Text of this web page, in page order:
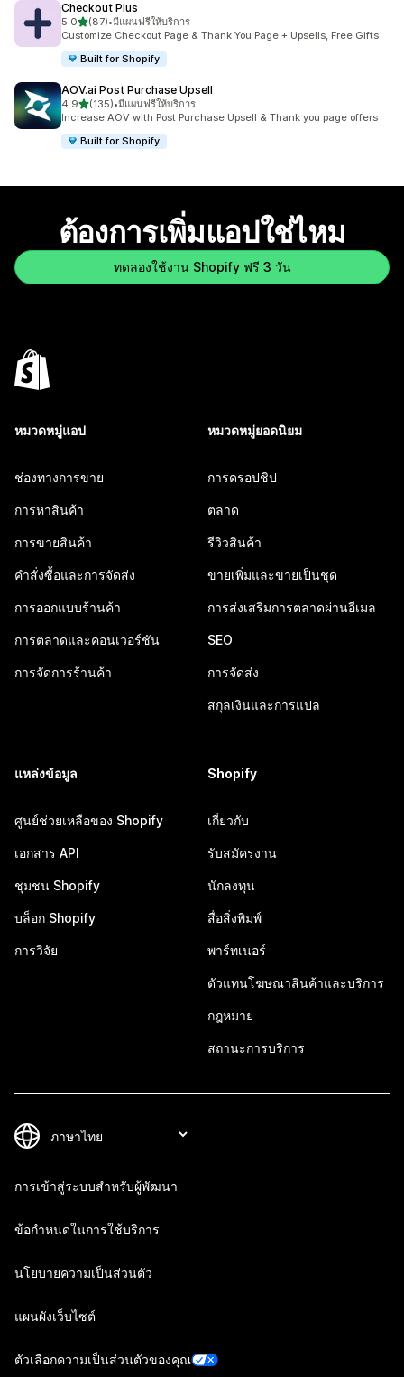
Checkout Plus
5.0เต็ม 5 ดาว
(87)
ทั้งหมด 87 รีวิว
•มีแผนฟรีให้บริการ
Customize Checkout Page & Thank You Page + Upsells, Free Gifts
Built for Shopify
AOV.ai Post Purchase Upsell
4.9เต็ม 5 ดาว
(135)
ทั้งหมด 135 รีวิว
•มีแผนฟรีให้บริการ
Increase AOV with Post Purchase Upsell & Thank you page offers
Built for Shopify
ต้องการเพิ่มแอปใช่ไหม
ทดลองใช้งาน Shopify ฟรี 3 วัน
หมวดหมู่แอป
ช่องทางการขาย
การหาสินค้า
การขายสินค้า
คำสั่งซื้อและการจัดส่ง
การออกแบบร้านค้า
การตลาดและคอนเวอร์ชัน
การจัดการร้านค้า
หมวดหมู่ยอดนิยม
การดรอปชิป
ตลาด
รีวิวสินค้า
ขายเพิ่มและขายเป็นชุด
การส่งเสริมการตลาดผ่านอีเมล
SEO
การจัดส่ง
สกุลเงินและการแปล
แหล่งข้อมูล
ศูนย์ช่วยเหลือของ Shopify
เอกสาร API
ชุมชน Shopify
บล็อก Shopify
การวิจัย
Shopify
เกี่ยวกับ
รับสมัครงาน
นักลงทุน
สื่อสิ่งพิมพ์
พาร์ทเนอร์
ตัวแทนโฆษณาสินค้าและบริการ
กฎหมาย
สถานะการบริการ
การเข้าสู่ระบบสำหรับผู้พัฒนา
ข้อกำหนดในการใช้บริการ
นโยบายความเป็นส่วนตัว
แผนผังเว็บไซต์
ตัวเลือกความเป็นส่วนตัวของคุณ